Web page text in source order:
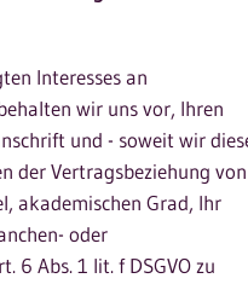
Interesses an
wir uns vor, Ihren
und - soweit wir
der Vertragsbeziehung von
akademischen Grad, Ihr
oder
6 Abs. 1 lit. f DSGVO zu